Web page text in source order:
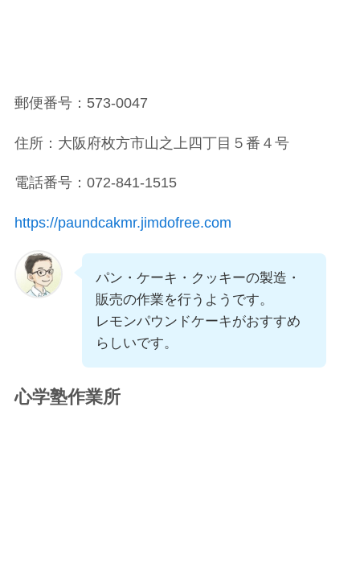
郵便番号：573-0047
住所：大阪府枚方市山之上四丁目５番４号
電話番号：072-841-1515
https://paundcakmr.jimdofree.com
パン・ケーキ・クッキーの製造・
販売の作業を行うようです。
レモンパウンドケーキがおすすめ
らしいです。
心学塾作業所